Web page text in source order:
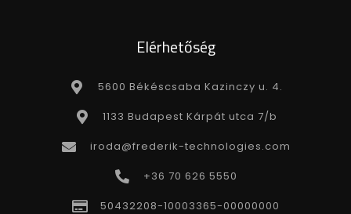
Elérhetőség
5600 Békéscsaba Kazinczy u. 4.
1133 Budapest Kárpát utca 7/b
iroda@frederik-technologies.com
+36 70 626 5550
50432208-10003365-00000000